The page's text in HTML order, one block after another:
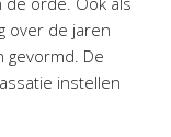
over de jaren
gevormd. De
instellen